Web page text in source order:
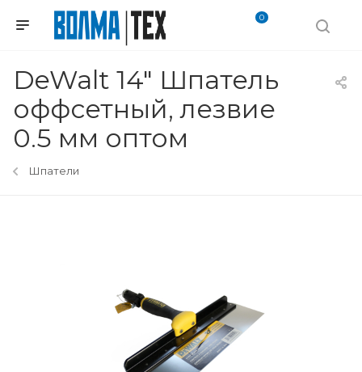
0
DeWalt 14" Шпатель
оффсетный, лезвие
0.5 мм оптом
Шпатели